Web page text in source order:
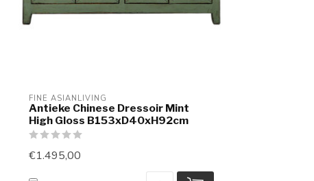
FINE ASIANLIVING
Antieke Chinese Dressoir Mint
High Gloss B153xD40xH92cm
€1.495,00